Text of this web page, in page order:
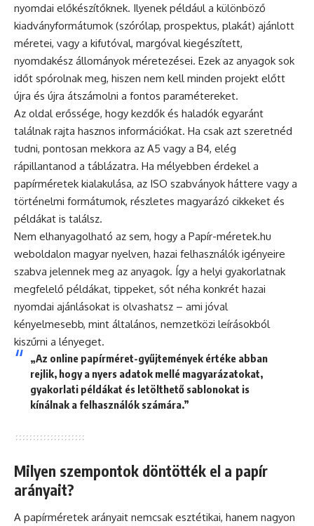
nyomdai előkészítőknek. Ilyenek például a különböző
kiadványformátumok (szórólap, prospektus, plakát) ajánlott
méretei, vagy a kifutóval, margóval kiegészített,
nyomdakész állományok méretezései. Ezek az anyagok sok
időt spórolnak meg, hiszen nem kell minden projekt előtt
újra és újra átszámolni a fontos paramétereket.
Az oldal erőssége, hogy kezdők és haladók egyaránt
találnak rajta hasznos információkat. Ha csak azt szeretnéd
tudni, pontosan mekkora az A5 vagy a B4, elég
rápillantanod a táblázatra. Ha mélyebben érdekel a
papírméretek kialakulása, az ISO szabványok háttere vagy a
történelmi formátumok, részletes magyarázó cikkeket és
példákat is találsz.
Nem elhanyagolható az sem, hogy a Papír-méretek.hu
weboldalon magyar nyelven, hazai felhasználók igényeire
szabva jelennek meg az anyagok. Így a helyi gyakorlatnak
megfelelő példákat, tippeket, sőt néha konkrét hazai
nyomdai ajánlásokat is olvashatsz – ami jóval
kényelmesebb, mint általános, nemzetközi leírásokból
kiszűrni a lényeget.
„Az online papírméret-gyűjtemények értéke abban
rejlik, hogy a nyers adatok mellé magyarázatokat,
gyakorlati példákat és letölthető sablonokat is
kínálnak a felhasználók számára.”
Milyen szempontok döntötték el a papír
arányait?
A papírméretek arányait nemcsak esztétikai, hanem nagyon